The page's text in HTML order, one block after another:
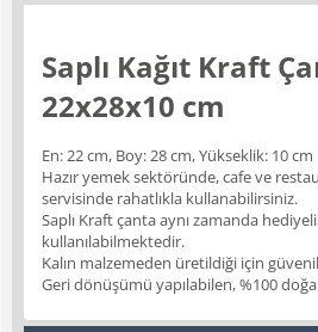
Saplı Kağıt Kraft
22x28x10 cm
En: 22 cm, Boy: 28 cm, Yükseklik: 10 cm
Hazır yemek sektöründe, cafe ve
servisinde rahatlıkla kullanabilirsiniz.
Saplı Kraft çanta aynı zamanda
kullanılabilmektedir.
Kalın malzemeden üretildiği için
Geri dönüşümü yapılabilen, %100